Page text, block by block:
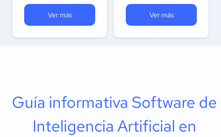
Ver más Ver más
Guía informativa Software de
Inteligencia Artificial en